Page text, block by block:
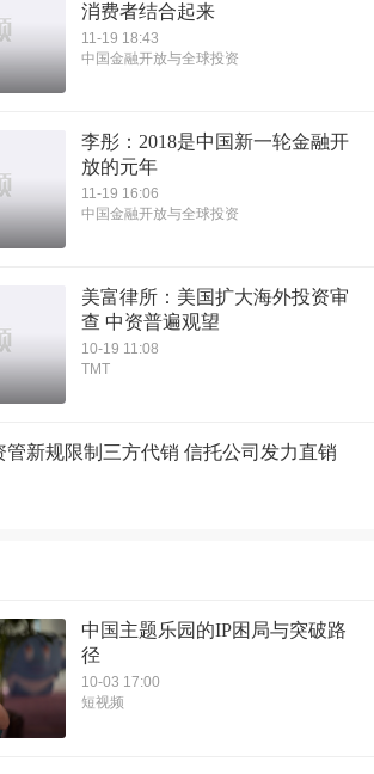
消费者结合起来
11-19 18:43
中国金融开放与全球投资
李彤：2018是中国新一轮金融开
放的元年
11-19 16:06
中国金融开放与全球投资
美富律所：美国扩大海外投资审
查 中资普遍观望
10-19 11:08
TMT
管新规限制三方代销 信托公司发力直销
中国主题乐园的IP困局与突破路
径
10-03 17:00
短视频